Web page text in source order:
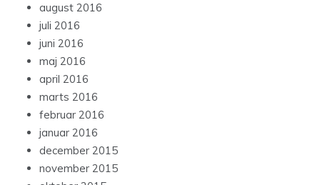
august 2016
juli 2016
juni 2016
maj 2016
april 2016
marts 2016
februar 2016
januar 2016
december 2015
november 2015